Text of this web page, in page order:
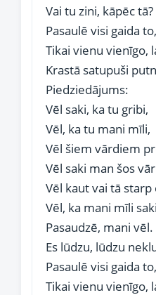
Vai tu zini, kāpēc tā?
Pasaulē visi gaida to,
Tikai vienu vienīgo,
Krastā satupuši
Piedziedājums:
Vēl saki, ka tu gribi,
Vēl, ka tu mani mīli,
Vēl šiem vārdiem
Vēl saki man šos
Vēl kaut vai tā starp
Vēl, ka mani mīli
Pasaudzē, mani vēl.
Es lūdzu, lūdzu
Pasaulē visi gaida to,
Tikai vienu vienīgo,